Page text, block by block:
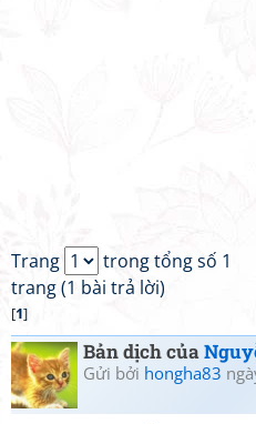
Trang
trong tổng số 1
trang (1 bài trả lời)
[1]
Bản dịch của
Gửi bởi hongha83